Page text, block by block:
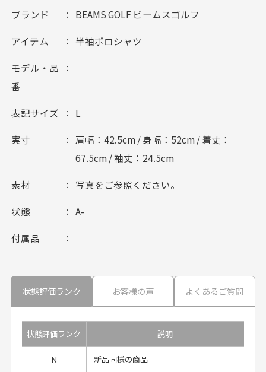
ブランド BEAMS GOLF ビームスゴルフ
アイテム 半袖ポロシャツ
モデル・品
番
表記サイズ L
実寸
肩幅：42.5cm / 身幅：52cm / 着丈：
67.5cm / 袖丈：24.5cm
素材 写真をご参照ください。
状態 A-
付属品
状態評価ランク お客様の声 よくあるご質問
状態評価ランク 説明
N 新品同様の商品